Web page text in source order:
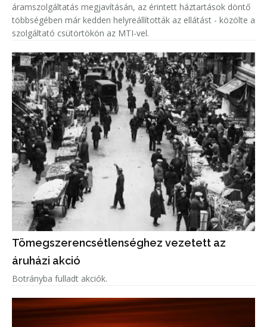
áramszolgáltatás megjavításán, az érintett háztartások döntő
többségében már kedden helyreállították az ellátást - közölte a
szolgáltató csütörtökön az MTI-vel.
Tömegszerencsétlenséghez vezetett az
áruházi akció
Botrányba fulladt akciók.